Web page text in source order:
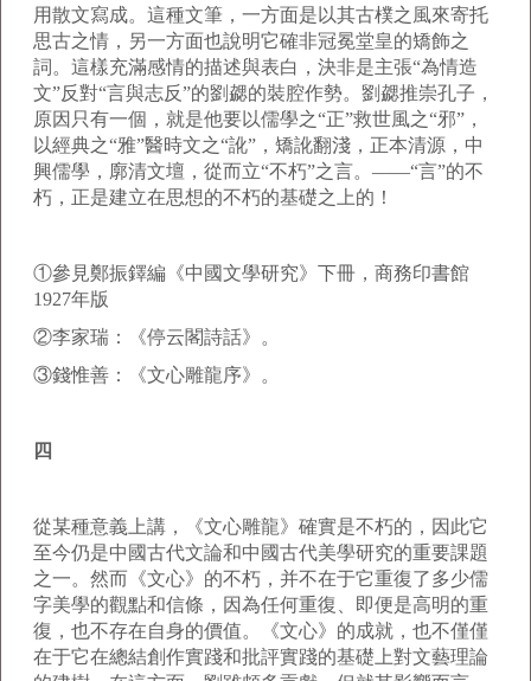
用散文寫成。這種文筆，一方面是以其古樸之風來寄托
思古之情，另一方面也說明它確非冠冕堂皇的矯飾之
詞。這樣充滿感情的描述與表白，決非是主張“為情造
文”反對“言與志反”的劉勰的裝腔作勢。劉勰推崇孔子，
原因只有一個，就是他要以儒學之“正”救世風之“邪”，
以經典之“雅”醫時文之“訛”，矯訛翻淺，正本清源，中
興儒學，廓清文壇，從而立“不朽”之言。——“言”的不
朽，正是建立在思想的不朽的基礎之上的！
①參見鄭振鐸編《中國文學研究》下冊，商務印書館
1927年版
②李家瑞：《停云閣詩話》。
③錢惟善：《文心雕龍序》。
四
從某種意義上講，《文心雕龍》確實是不朽的，因此它
至今仍是中國古代文論和中國古代美學研究的重要課題
之一。然而《文心》的不朽，并不在于它重復了多少儒
字美學的觀點和信條，因為任何重復、即便是高明的重
復，也不存在自身的價值。《文心》的成就，也不僅僅
在于它在總結創作實踐和批評實踐的基礎上對文藝理論